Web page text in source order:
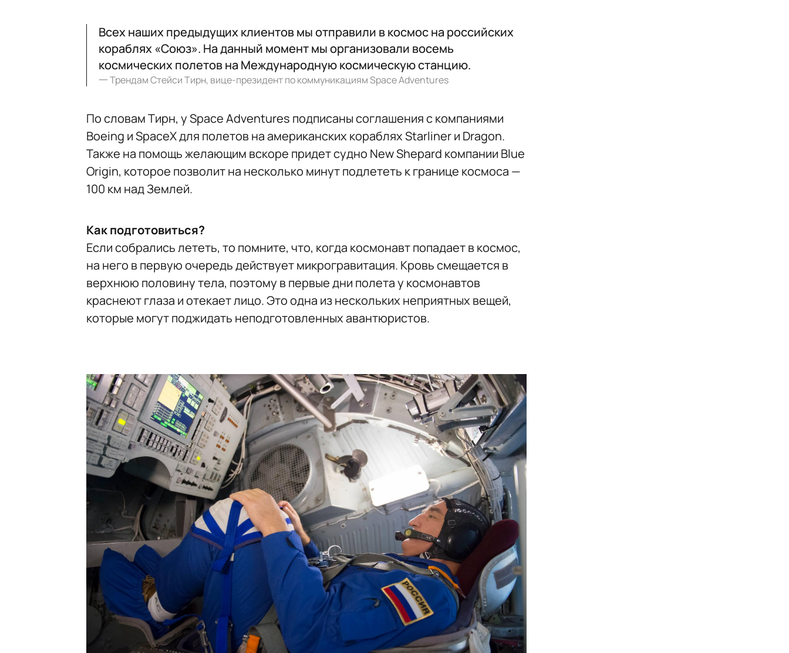
Всех наших предыдущих клиентов мы отправили в космос на российских
кораблях «Союз». На данный момент мы организовали восемь
космических полетов на Международную космическую станцию.
一Трендам Стейси Тирн, вице-президент по коммуникациям Space Adventures
По словам Тирн, у Space Adventures подписаны соглашения с компаниями
Boeing и SpaceX для полетов на американских кораблях Starliner и Dragon.
Также на помощь желающим вскоре придет судно New Shepard компании Blue
Origin, которое позволит на несколько минут подлететь к границе космоса —
100 км над Землей.
Как подготовиться?
Если собрались лететь, то помните, что, когда космонавт попадает в космос,
на него в первую очередь действует микрогравитация. Кровь смещается в
верхнюю половину тела, поэтому в первые дни полета у космонавтов
краснеют глаза и отекает лицо. Это одна из нескольких неприятных вещей,
которые могут поджидать неподготовленных авантюристов.